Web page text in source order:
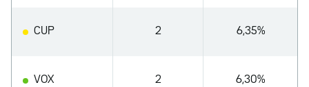
CUP 2 6,35%
VOX 2 6,30%